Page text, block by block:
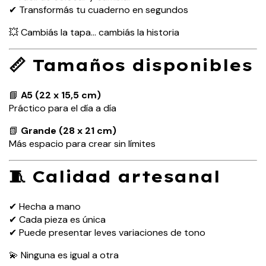
✔ Transformás tu cuaderno en segundos
💥 Cambiás la tapa… cambiás la historia
📏 Tamaños disponibles
📘 A5 (22 x 15,5 cm)
Práctico para el día a día
📗 Grande (28 x 21 cm)
Más espacio para crear sin límites
🧵 Calidad artesanal
✔ Hecha a mano
✔ Cada pieza es única
✔ Puede presentar leves variaciones de tono
💫 Ninguna es igual a otra